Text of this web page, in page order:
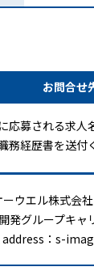
お問合せ
応募される求人
務経歴書を送付
ーウエル株式会
発グループキャ
： s-